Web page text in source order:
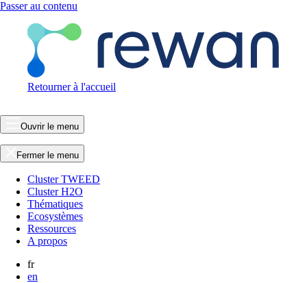
Passer au contenu
Retourner à l'accueil
Ouvrir le menu
Fermer le menu
Cluster TWEED
Cluster H2O
Thématiques
Ecosystèmes
Ressources
A propos
fr
en